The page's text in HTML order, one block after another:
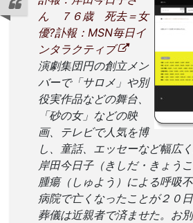
ん ７６歳 死去＝女
優?訃報：MSN毎日イ
ンタラクティブ
演劇集団円の創立メン
バーで「サロメ」や別
役実作品などの舞台、
「砂の女」などの映
画、テレビで人気を博
し、童話、エッセーなど幅広
岸田今日子（きしだ・きょう
腫瘍（しゅよう）による呼吸
病院で亡くなったことが２０
葬儀は近親者で済ませた。お